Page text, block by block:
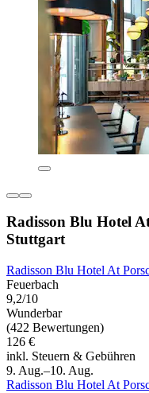
Radisson Blu Hotel
Stuttgart
Radisson Blu Hotel At
Feuerbach
9,2/10
Wunderbar
(422 Bewertungen)
126 €
inkl. Steuern & Gebühren
9. Aug.–10. Aug.
Radisson Blu Hotel At